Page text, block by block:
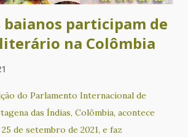
baianos participam de
na Colômbia
do Parlamento Internacional de
das Índias, Colômbia, acontece
de setembro de 2021, e faz